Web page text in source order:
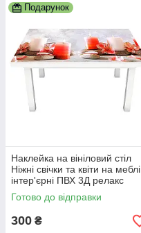
Подарунок
Наклейка на вініловий стіл
Ніжні свічки та квіти на меблі
інтер'єрні ПВХ 3Д релакс
червоний 600х1200 мм
Готово до відправки
300 ₴